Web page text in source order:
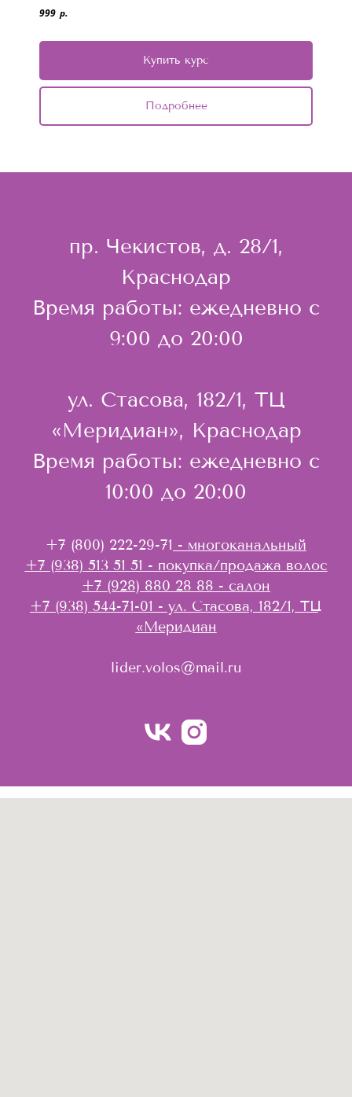
999 р.
Купить курс
Подробнее
пр. Чекистов, д. 28/1,
Краснодар
Время работы: ежедневно с
9:00 до 20:00
ул. Стасова, 182/1, ТЦ
«Меридиан», Краснодар
Время работы: ежедневно с
10:00 до 20:00
+7 (800) 222-29-71 - многоканальный
+7 (938) 513 51 51 - покупка/продажа волос
+7 (928) 880 28 88 - салон
+7 (938) 544-71-01 - ул. Стасова, 182/1, ТЦ
«Меридиан
lider.volos@mail.ru